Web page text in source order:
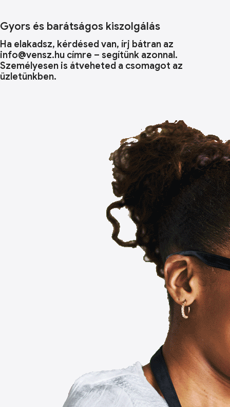
Gyors és barátságos kiszolgálás
Ha elakadsz, kérdésed van, írj bátran az
info@vensz.hu címre – segítünk azonnal.
Személyesen is átveheted a csomagot az
üzletünkben.